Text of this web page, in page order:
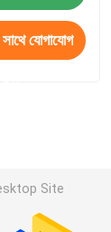
যোগাযোগ
Site